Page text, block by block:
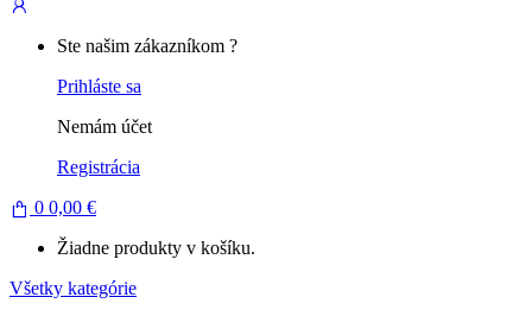
Ste našim zákazníkom ?
Prihláste sa
Nemám účet
Registrácia
0 0,00 €
Žiadne produkty v košíku.
Všetky kategórie